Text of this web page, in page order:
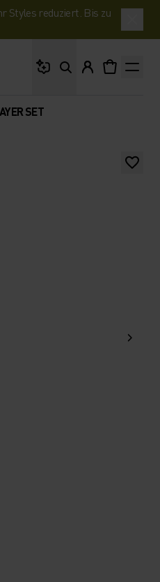
Styles reduziert. Bis zu
SET